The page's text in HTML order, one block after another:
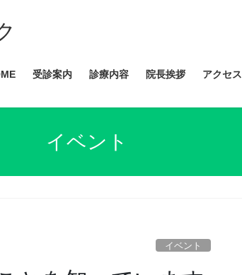
受診案内 診療内容 院長挨拶 アクセス
イベント
イベント